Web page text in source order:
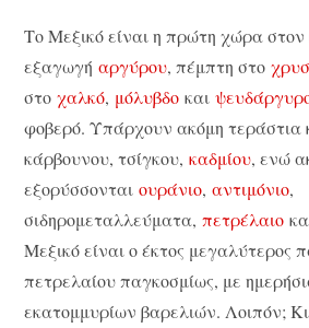
Το Μεξικό είναι η πρώτη χώρα στον
εξαγωγήαργύρου, πέμπτη στο
στοχαλκό, μόλυβδο και
φοβερό. Υπάρχουν ακόμη τεράστια
κάρβουνου, τσίγκου,καδμίου, ενώ
εξορύσσονταιουράνιο,αντιμόνιο,
σιδηρομεταλλεύματα,πετρέλαιο
Μεξικό είναι ο έκτος μεγαλύτερος
πετρελαίου παγκοσμίως, με
εκατομμυρίων βαρελιών. Λοιπόν;